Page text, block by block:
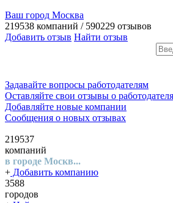
Ваш город Москва
219538 компаний / 590229 отзывов
Добавить отзыв Найти отзыв
Задавайте вопросы работодателям
Оставляйте свои отзывы о
Добавляйте новые компании
Сообщения о новых отзывах
219537
компаний
в городе Москв...
+ Добавить компанию
3588
городов